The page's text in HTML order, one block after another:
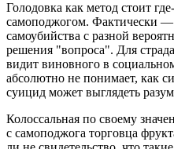
Голодовка как метод стоит
самоподжогом. Фактически —
самоубийства с разной
решения "вопроса". Для
видит виновного в
абсолютно не понимает, как
суицид может выглядеть
Колоссальная по своему
с самоподжога торговца